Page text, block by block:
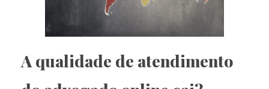
A qualidade de atendimento